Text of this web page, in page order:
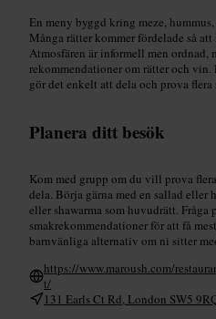
En meny byggd kring meze,
Många rätter kommer fördelade så
Atmosfären är informell men ordnad,
rekommendationer om rätter och
gör det enkelt att dela och prova flera
Planera ditt besök
Kom med grupp om du vill prova
dela. Börja gärna med en sallad
eller shawarma som huvudrätt.
smakrekommendationer för att få
barnvänliga alternativ om ni sitter
https://www.maroush.com/
t/
131 Earls Ct Rd, London SW5